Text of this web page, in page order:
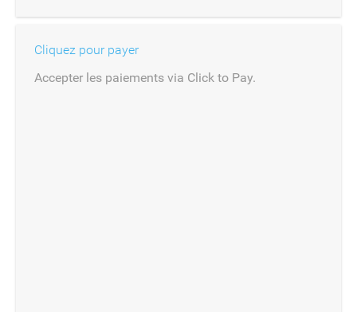
Cliquez pour payer
Accepter les paiements via Click to Pay.